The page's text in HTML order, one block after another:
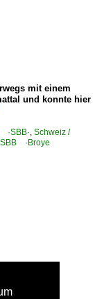
mit einem
und konnte hier
, Schweiz /
·Broye